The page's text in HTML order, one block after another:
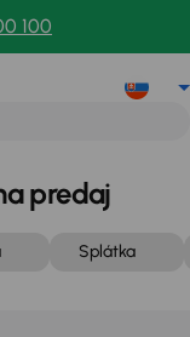
100
predaj
Splátka